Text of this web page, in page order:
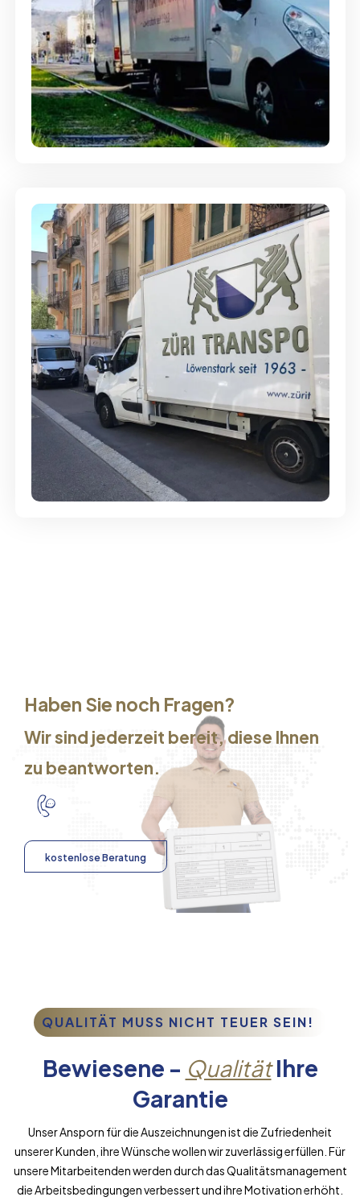
Ein- und Auspackservice
Günstige Umzüge - Hervorragender
Service
Haben Sie noch Fragen?
Wir sind jederzeit bereit, diese Ihnen
zu beantworten.
kostenlose Beratung
QUALITÄT MUSS NICHT TEUER SEIN!
Bewiesene - QualitätIhre
Garantie
Unser Ansporn für die Auszeichnungen ist die Zufriedenheit
unserer Kunden, ihre Wünsche wollen wir zuverlässig erfüllen. Für
unsere Mitarbeitenden werden durch das Qualitätsmanagement
die Arbeitsbedingungen verbessert und ihre Motivation erhöht.